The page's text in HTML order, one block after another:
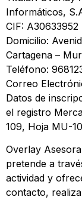
Informáticos,
CIF: A30633952
Domicilio:
Cartagena –
Teléfono:
Correo
Datos de
el registro
109, Hoja MU-
Overlay
pretende a
actividad y
contacto,